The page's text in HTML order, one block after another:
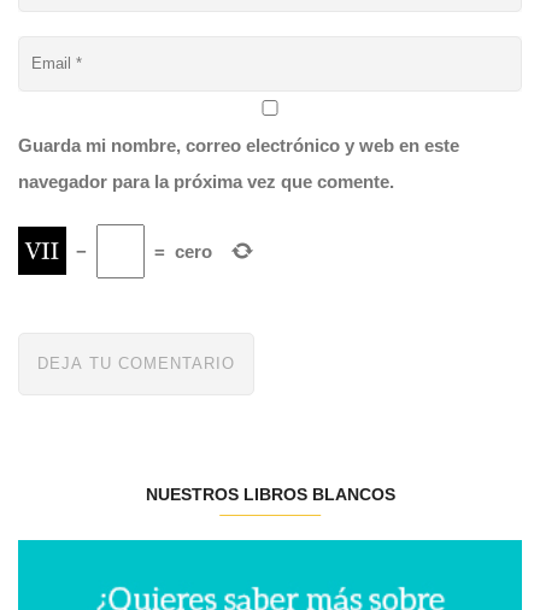
Guarda mi nombre, correo electrónico y web en este
navegador para la próxima vez que comente.
− = cero
NUESTROS LIBROS BLANCOS